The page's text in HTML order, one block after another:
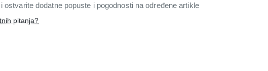
ostvarite dodatne popuste i pogodnosti na određene artikle
pitanja?